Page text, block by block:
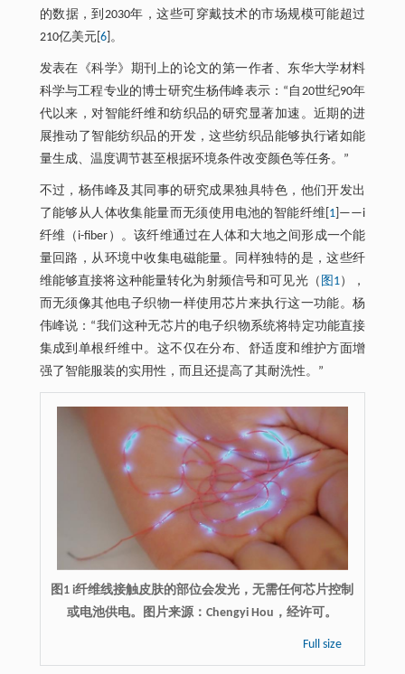
的数据，到2030年，这些可穿戴技术的市场规模可能超过
210亿美元[ 6]。
发表在《科学》期刊上的论文的第一作者、东华大学材料
科学与工程专业的博士研究生杨伟峰表示：“自20世纪90年
代以来，对智能纤维和纺织品的研究显著加速。近期的进
展推动了智能纺织品的开发，这些纺织品能够执行诸如能
量生成、温度调节甚至根据环境条件改变颜色等任务。”
不过，杨伟峰及其同事的研究成果独具特色，他们开发出
了能够从人体收集能量而无须使用电池的智能纤维[ 1 ]——i
纤维（i-fiber）。该纤维通过在人体和大地之间形成一个能
量回路，从环境中收集电磁能量。同样独特的是，这些纤
维能够直接将这种能量转化为射频信号和可见光（ 图1），
而无须像其他电子织物一样使用芯片来执行这一功能。杨
伟峰说：“我们这种无芯片的电子织物系统将特定功能直接
集成到单根纤维中。这不仅在分布、舒适度和维护方面增
强了智能服装的实用性，而且还提高了其耐洗性。”
图1 i纤维线接触皮肤的部位会发光，无需任何芯片控制
或电池供电。图片来源：Chengyi Hou，经许可。
Full size